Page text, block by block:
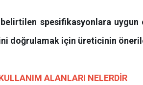
belirtilen spesifikasyonlara
doğrulamak için üreticinin
ALANLARI NELERDİR